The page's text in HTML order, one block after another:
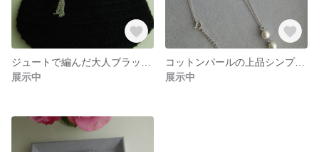
展示中
コットンパールの上品シンプルなネックレス(シルバー)
展示中